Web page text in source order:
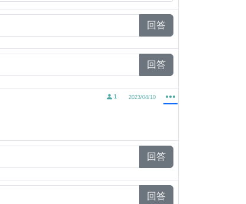
回答
回答
1 2023/04/10
回答
回答